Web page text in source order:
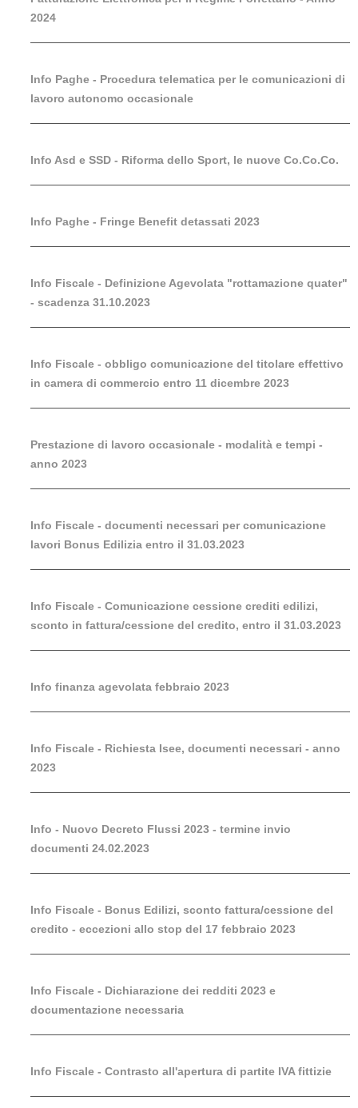
2024
Info Paghe - Procedura telematica per le comunicazioni di
lavoro autonomo occasionale
Info Asd e SSD - Riforma dello Sport, le nuove Co.Co.Co.
Info Paghe - Fringe Benefit detassati 2023
Info Fiscale - Definizione Agevolata "rottamazione quater"
- scadenza 31.10.2023
Info Fiscale - obbligo comunicazione del titolare effettivo
in camera di commercio entro 11 dicembre 2023
Prestazione di lavoro occasionale - modalità e tempi -
anno 2023
Info Fiscale - documenti necessari per comunicazione
lavori Bonus Edilizia entro il 31.03.2023
Info Fiscale - Comunicazione cessione crediti edilizi,
sconto in fattura/cessione del credito, entro il 31.03.2023
Info finanza agevolata febbraio 2023
Info Fiscale - Richiesta Isee, documenti necessari - anno
2023
Info - Nuovo Decreto Flussi 2023 - termine invio
documenti 24.02.2023
Info Fiscale - Bonus Edilizi, sconto fattura/cessione del
credito - eccezioni allo stop del 17 febbraio 2023
Info Fiscale - Dichiarazione dei redditi 2023 e
documentazione necessaria
Info Fiscale - Contrasto all'apertura di partite IVA fittizie